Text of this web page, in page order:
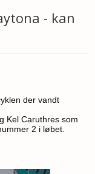
- kan
der vandt
Kel Caruthres som
2 i løbet.